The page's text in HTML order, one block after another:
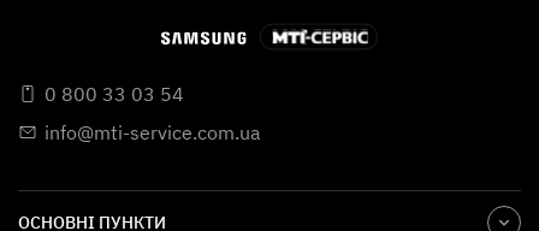
0 800 33 03 54
info@mti-service.com.ua
ОСНОВНІ ПУНКТИ